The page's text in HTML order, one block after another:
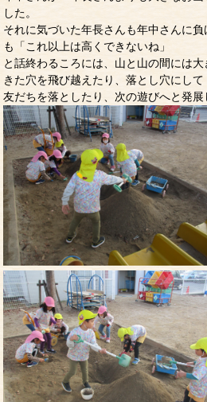
した。
それに気づいた年長さんも年中さんに
も「これ以上は高くできないね」
と話終わるころには、山と山の間には
きた穴を飛び越えたり、落とし穴にして
友だちを落としたり、次の遊びへと発展